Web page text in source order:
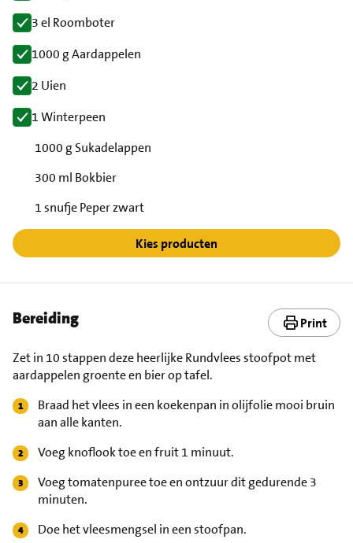
3 el Roomboter
1000 g Aardappelen
2 Uien
1 Winterpeen
1000 g Sukadelappen
300 ml Bokbier
1 snufje Peper zwart
Kies producten
Bereiding Print
Zet in 10 stappen deze heerlijke Rundvlees stoofpot met
aardappelen groente en bier op tafel.
Braad het vlees in een koekenpan in olijfolie mooi bruin
aan alle kanten.
Voeg knoflook toe en fruit 1 minuut.
Voeg tomatenpuree toe en ontzuur dit gedurende 3
minuten.
Doe het vleesmengsel in een stoofpan.